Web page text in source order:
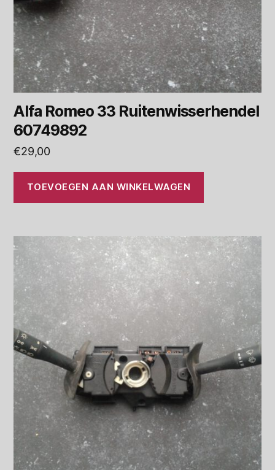
Alfa Romeo 33 Ruitenwisserhendel
60749892
€29,00
TOEVOEGEN AAN WINKELWAGEN